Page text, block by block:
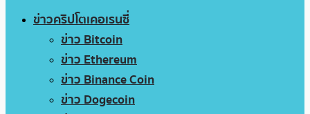
ข่าวคริปโตเคอเรนซี่
ข่าว Bitcoin
ข่าว Ethereum
ข่าว Binance Coin
ข่าว Dogecoin